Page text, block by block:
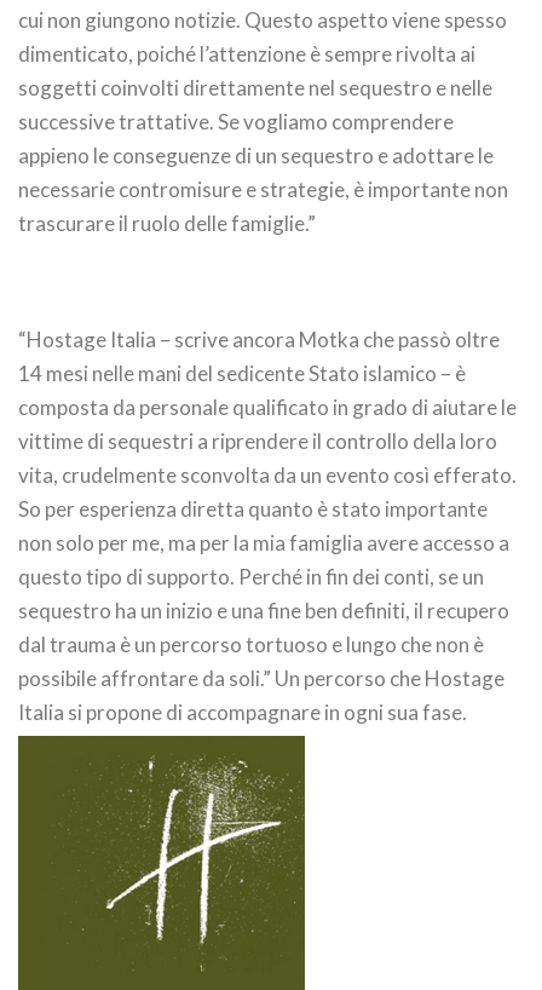
cui non giungono notizie. Questo aspetto viene spesso
dimenticato, poiché l’attenzione è sempre rivolta ai
soggetti coinvolti direttamente nel sequestro e nelle
successive trattative. Se vogliamo comprendere
appieno le conseguenze di un sequestro e adottare le
necessarie contromisure e strategie, è importante non
trascurare il ruolo delle famiglie.”
“Hostage Italia – scrive ancora Motka che passò oltre
14 mesi nelle mani del sedicente Stato islamico – è
composta da personale qualificato in grado di aiutare le
vittime di sequestri a riprendere il controllo della loro
vita, crudelmente sconvolta da un evento così efferato.
So per esperienza diretta quanto è stato importante
non solo per me, ma per la mia famiglia avere accesso a
questo tipo di supporto. Perché in fin dei conti, se un
sequestro ha un inizio e una fine ben definiti, il recupero
dal trauma è un percorso tortuoso e lungo che non è
possibile affrontare da soli.” Un percorso che Hostage
Italia si propone di accompagnare in ogni sua fase.